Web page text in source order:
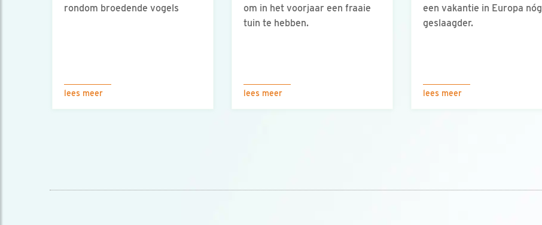
rondom broedende vogels
lees meer
om in het voorjaar een fraaie
tuin te hebben.
lees meer
een vakantie in Europa nóg
geslaagder.
lees meer